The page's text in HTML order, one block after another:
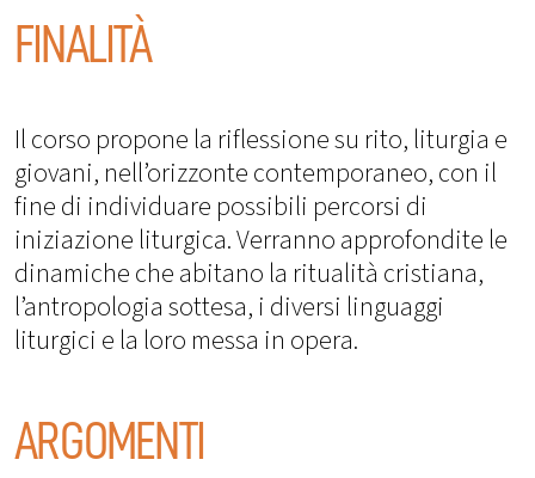
FINALITÀ
Il corso propone la riflessione su rito, liturgia e
giovani, nell’orizzonte contemporaneo, con il
fine di individuare possibili percorsi di
iniziazione liturgica. Verranno approfondite le
dinamiche che abitano la ritualità cristiana,
l’antropologia sottesa, i diversi linguaggi
liturgici e la loro messa in opera.
ARGOMENTI